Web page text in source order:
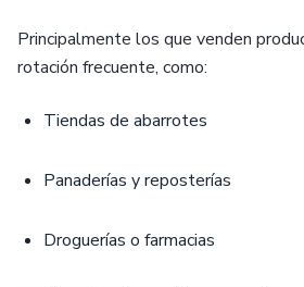
Principalmente los que venden
rotación frecuente, como:
Tiendas de abarrotes
Panaderías y reposterías
Droguerías o farmacias